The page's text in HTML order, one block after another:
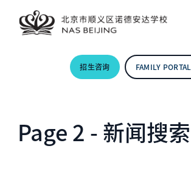
招生咨询 FAMILY PORTAL
Page 2 - 新闻搜索